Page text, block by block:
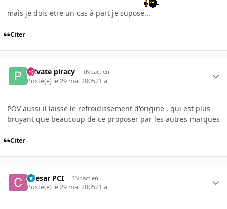
mais je dois etre un cas à part je supose...
Citer
Private piracy INpactien
Posté(e) le 29 mai 200521 a
POV aussi il laisse le refroidissement d'origine , qui est plus
bruyant que beaucoup de ce proposer par les autres marques
Citer
Caesar PCI INpactien
Posté(e) le 29 mai 200521 a